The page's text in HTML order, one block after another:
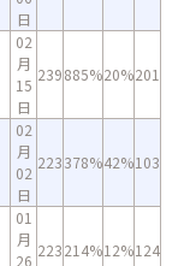
日
02
月
15
日
239885%20%201
02
月
02
日
223378%42%103
01
月
26
223214%12%124